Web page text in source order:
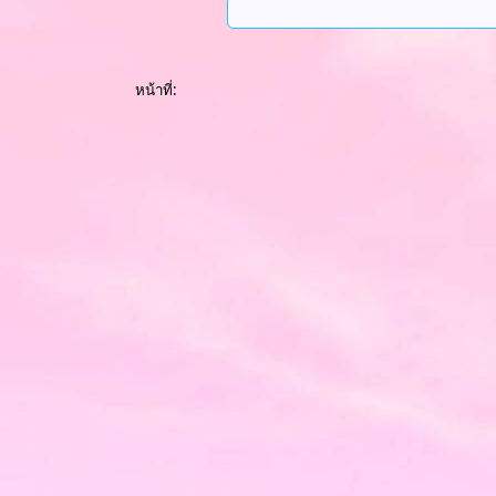
หน้าที่: